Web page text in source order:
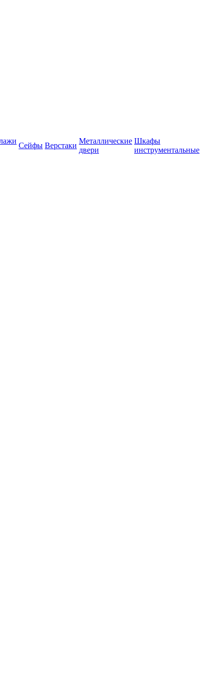
Сейфы Верстаки
Металлические
двери
Шкафы
инструментальные